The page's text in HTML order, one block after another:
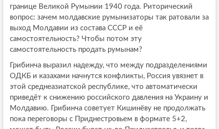
границе Великой Румынии 1940 года. Риторический
вопрос: зачем молдавские румынизаторы так ратовали за
выход Молдавии из состава СССР и её
самостоятельность? Чтобы потом эту
самостоятельность продать румынам?
Грибинча выразил надежду, что между подразделениями
ОДКБ и казахами начнутся конфликты, Россия увязнет в
этой среднеазиатской республике, что автоматически
приведёт к снижению российского давления на Украину и
Молдавию. Грибинча советует Кишинёву не продолжать
пока переговоры с Приднестровьем в формате 5+2,